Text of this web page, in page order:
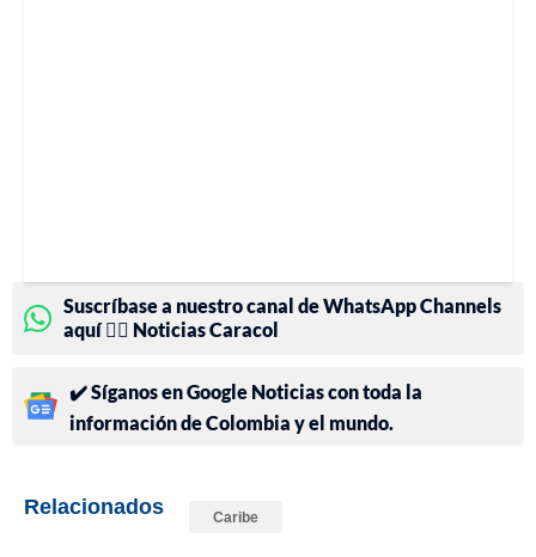
Suscríbase a nuestro canal de WhatsApp Channels
aquí 👉🏻 Noticias Caracol
✔️ Síganos en Google Noticias con toda la
información de Colombia y el mundo.
Relacionados Caribe